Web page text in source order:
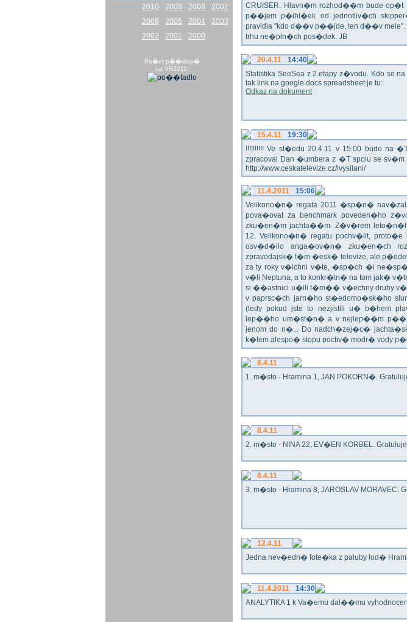
2010
2009 2008
2007
2006
2005 2004
2003
2002
2001 2000
Po�et p��stup�
na VR2011:
CRUISER. Hlavn�m rozhod��m bude op�t
p��jem p�ihl�ek od jednotliv�ch
pravidla "kdo d��v p��jde, ten d��v
trhu ne�pln�ch pos�dek. JB
20.4.11
14:40
Statistika SeeSea z 2.etapy z�vodu. Kdo se
tak link na google docs spreadsheet je tu:
Odkaz na dokument
15.4.11
19:30
!!!!!!!!!! Ve st�edu 20.4.11 v 15:00 bude na
zpracoval Dan �umbera z �T spolu se
http://www.ceskatelevize.cz/ivysilani/
11.4.2011
15:06
Velikono�n� regata 2011 �sp�n�
pova�ovat za benchmark poveden�ho
zku�en�m jachta��m. Z�v�rem
12. Velikono�n� regatu pochv�lit,
osv�d�ilo anga�ov�n� zku�en�ch
zpravodajsk� t�m �esk� televize, ale
za ty roky v�ichni v�te, �sp�ch �i
v�li Neptuna, a to konkr�tn� na tom jak�
si ��astnici u�ili t�m�� v�echny druhy
v paprsc�ch jarn�ho st�edomo�sk�ho
(tedy pokud jste to nezjistili u� b�hem
lep��ho um�st�n� a v nejlep��m
jenom do n�... Do nadch�zej�c�
k�lem alespo� stopu poctiv� modr� vody
8.4.11
1. m�sto - Hramina 1, JAN POKORN�.
8.4.11
2. m�sto - NINA 22, EV�EN KORBEL.
8.4.11
3. m�sto - Hramina 8, JAROSLAV MORAVEC.
12.4.11
Jedna nev�edn� fote�ka z paluby lod�
11.4.2011
14:30
ANALYTIKA 1 k Va�emu dal��mu